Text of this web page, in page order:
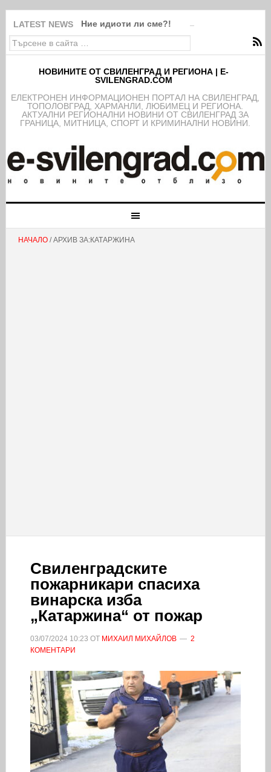
LATEST NEWS Ние идиоти ли сме?!
НОВИНИТЕ ОТ СВИЛЕНГРАД И РЕГИОНА | E-
SVILENGRAD.COM
EЛЕКТРОНЕН ИНФОРМАЦИОНЕН ПОРТАЛ НА СВИЛЕНГРАД,
ТОПОЛОВГРАД, ХАРМАНЛИ, ЛЮБИМЕЦ И РЕГИОНА.
АКТУАЛНИ РЕГИОНАЛНИ НОВИНИ ОТ СВИЛЕНГРАД ЗА
ГРАНИЦА, МИТНИЦА, СПОРТ И КРИМИНАЛНИ НОВИНИ.
НАЧАЛО/ АРХИВ ЗА:КАТАРЖИНА
Свиленградските
пожарникари спасиха
винарска изба
„Катаржина“ от пожар
03/07/2024 10:23 ОТ МИХАИЛ МИХАЙЛОВ
2
КОМЕНТАРИ